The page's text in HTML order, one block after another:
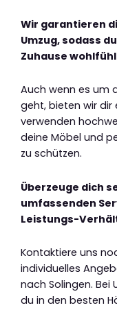
Wir garantieren
Umzug, sodass
Zuhause
Auch wenn es um
geht, bieten wir dir
verwenden
deine Möbel und
zu schützen.
Überzeuge dich
umfassenden
Leistungs-
Kontaktiere uns
individuelles
nach Solingen. Bei
du in den besten